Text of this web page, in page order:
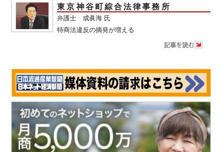
東京神谷町綜合法律事務所
弁護士 成眞海 氏
特商法違反の摘発が増える